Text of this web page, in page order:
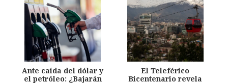
Ante caída del dólar y
el petróleo: ¿Bajarán
El Teleférico
Bicentenario revela